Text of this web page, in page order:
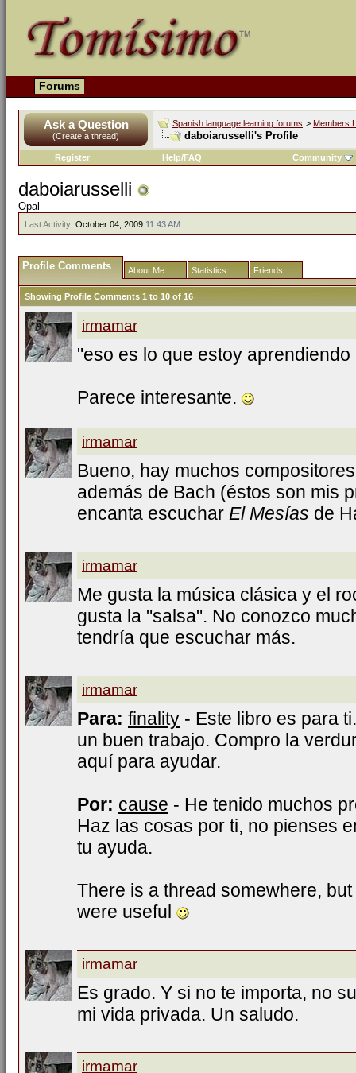
Forums
Ask a Question
(Create a thread)
Spanish language learning forums > Members
daboiarusselli's Profile
Register Help/FAQ Community
daboiarusselli
Opal
Last Activity: October 04, 2009 11:43 AM
Profile Comments About Me Statistics Friends
Showing Profile Comments 1 to 10 of 16
irmamar
"eso es lo que estoy aprendiendo
Parece interesante.
irmamar
Bueno, hay muchos
además de Bach (éstos son mis
encanta escuchar El Mesías de
irmamar
Me gusta la música clásica y el
gusta la "salsa". No conozco
tendría que escuchar más.
irmamar
Para: finality - Este libro es para
un buen trabajo. Compro la
aquí para ayudar.
Por: cause - He tenido muchos
Haz las cosas por ti, no pienses
tu ayuda.
There is a thread somewhere,
were useful
irmamar
Es grado. Y si no te importa, no
mi vida privada. Un saludo.
irmamar